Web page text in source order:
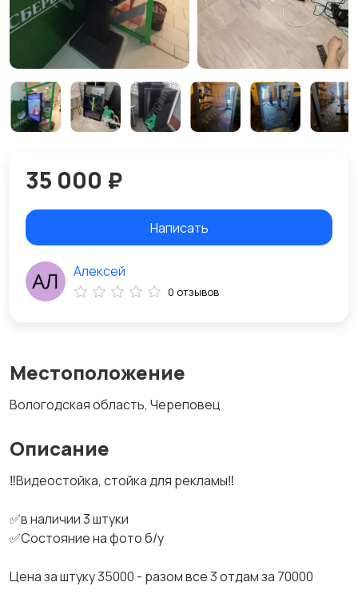
Местоположение
Вологодская область, Череповец
Описание
‼Видеостойка, стойка для рекламы‼
✅в наличии 3 штуки
✅Состояние на фото б/у
Цена за штуку 35000 - разом все 3 отдам за 70000
35 000 ₽
Написать
Алексей
0 отзывов